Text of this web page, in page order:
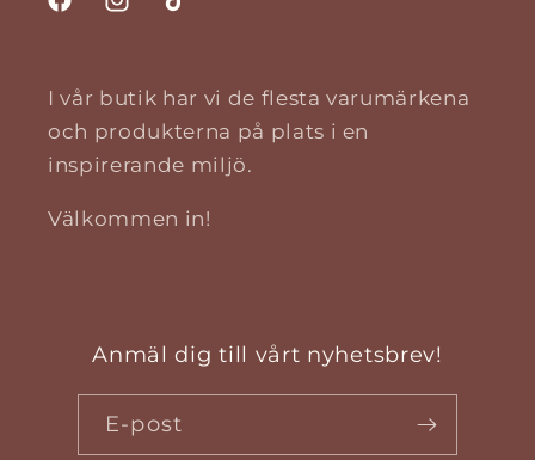
FacebookInstagramTikTok
I vår butik har vi de flesta varumärkena
och produkterna på plats i en
inspirerande miljö.
Välkommen in!
Anmäl dig till vårt nyhetsbrev!
E-post